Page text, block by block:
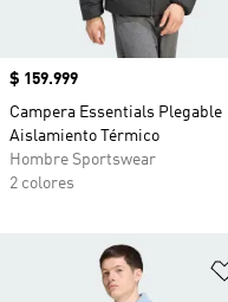
Precio
$ 159.999
Campera Essentials Plegable
Aislamiento Térmico
Hombre Sportswear
2 colores